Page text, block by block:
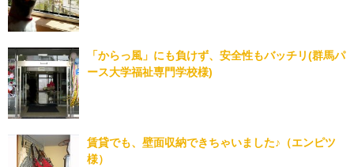
「からっ風」にも負けず、安全性もバッチリ(群馬パ
ース大学福祉専門学校様)
賃貸でも、壁面収納できちゃいました♪（エンピツ
様）